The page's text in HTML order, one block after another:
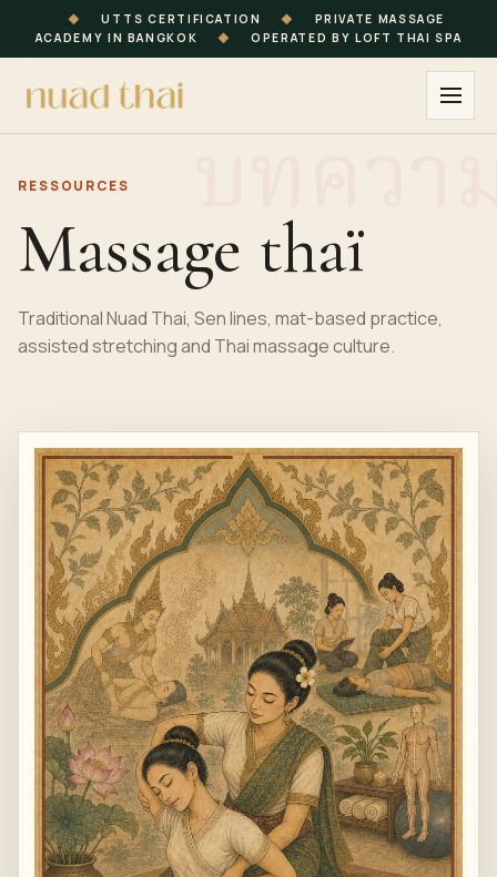
◆ UTTS CERTIFICATION ◆
PRIVATE MASSAGE
ACADEMY IN BANGKOK
◆ OPERATED BY LOFT THAI SPA
RESSOURCES
Massage thaï
Traditional Nuad Thai, Sen lines, mat-based practice,
assisted stretching and Thai massage culture.